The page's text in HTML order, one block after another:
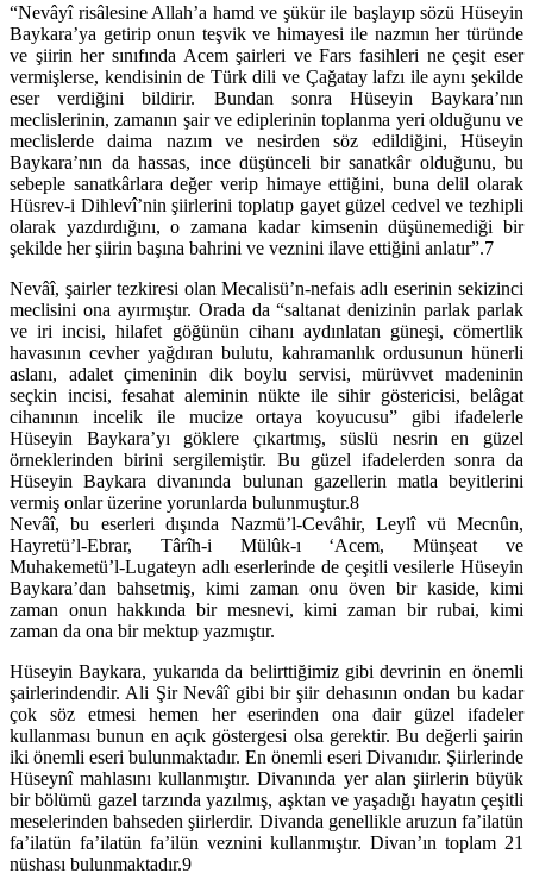
“Nevâyî risâlesine Allah’a hamd ve şükür ile başlayıp sözü Hüseyin
Baykara’ya getirip onun teşvik ve himayesi ile nazmın her türünde
ve şiirin her sınıfında Acem şairleri ve Fars fasihleri ne çeşit eser
vermişlerse, kendisinin de Türk dili ve Çağatay lafzı ile aynı şekilde
eser verdiğini bildirir. Bundan sonra Hüseyin Baykara’nın
meclislerinin, zamanın şair ve ediplerinin toplanma yeri olduğunu ve
meclislerde daima nazım ve nesirden söz edildiğini, Hüseyin
Baykara’nın da hassas, ince düşünceli bir sanatkâr olduğunu, bu
sebeple sanatkârlara değer verip himaye ettiğini, buna delil olarak
Hüsrev-i Dihlevî’nin şiirlerini toplatıp gayet güzel cedvel ve tezhipli
olarak yazdırdığını, o zamana kadar kimsenin düşünemediği bir
şekilde her şiirin başına bahrini ve veznini ilave ettiğini anlatır”.7
Nevâî, şairler tezkiresi olan Mecalisü’n-nefais adlı eserinin sekizinci
meclisini ona ayırmıştır. Orada da “saltanat denizinin parlak parlak
ve iri incisi, hilafet göğünün cihanı aydınlatan güneşi, cömertlik
havasının cevher yağdıran bulutu, kahramanlık ordusunun hünerli
aslanı, adalet çimeninin dik boylu servisi, mürüvvet madeninin
seçkin incisi, fesahat aleminin nükte ile sihir göstericisi, belâgat
cihanının incelik ile mucize ortaya koyucusu” gibi ifadelerle
Hüseyin Baykara’yı göklere çıkartmış, süslü nesrin en güzel
örneklerinden birini sergilemiştir. Bu güzel ifadelerden sonra da
Hüseyin Baykara divanında bulunan gazellerin matla beyitlerini
vermiş onlar üzerine yorunlarda bulunmuştur.8
Nevâî, bu eserleri dışında Nazmü’l-Cevâhir, Leylî vü Mecnûn,
Hayretü’l-Ebrar, Târîh-i Mülûk-ı ‘Acem, Münşeat ve
Muhakemetü’l-Lugateyn adlı eserlerinde de çeşitli vesilerle Hüseyin
Baykara’dan bahsetmiş, kimi zaman onu öven bir kaside, kimi
zaman onun hakkında bir mesnevi, kimi zaman bir rubai, kimi
zaman da ona bir mektup yazmıştır.
Hüseyin Baykara, yukarıda da belirttiğimiz gibi devrinin en önemli
şairlerindendir. Ali Şir Nevâî gibi bir şiir dehasının ondan bu kadar
çok söz etmesi hemen her eserinden ona dair güzel ifadeler
kullanması bunun en açık göstergesi olsa gerektir. Bu değerli şairin
iki önemli eseri bulunmaktadır. En önemli eseri Divanıdır. Şiirlerinde
Hüseynî mahlasını kullanmıştır. Divanında yer alan şiirlerin büyük
bir bölümü gazel tarzında yazılmış, aşktan ve yaşadığı hayatın çeşitli
meselerinden bahseden şiirlerdir. Divanda genellikle aruzun fa’ilatün
fa’ilatün fa’ilatün fa’ilün veznini kullanmıştır. Divan’ın toplam 21
nüshası bulunmaktadır.9